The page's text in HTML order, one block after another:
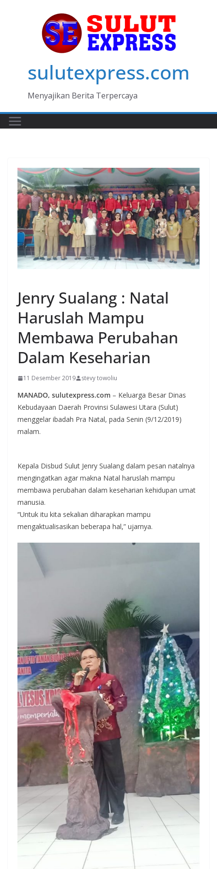
sulutexpress.com
Menyajikan Berita Terpercaya
Jenry Sualang : Natal
Haruslah Mampu
Membawa Perubahan
Dalam Keseharian
11 Desember 2019 stevy towoliu
MANADO, sulutexpress.com – Keluarga Besar Dinas
Kebudayaan Daerah Provinsi Sulawesi Utara (Sulut)
menggelar ibadah Pra Natal, pada Senin (9/12/2019)
malam.
Kepala Disbud Sulut Jenry Sualang dalam pesan natalnya
mengingatkan agar makna Natal haruslah mampu
membawa perubahan dalam keseharian kehidupan umat
manusia.
“Untuk itu kita sekalian diharapkan mampu
mengaktualisasikan beberapa hal,” ujarnya.